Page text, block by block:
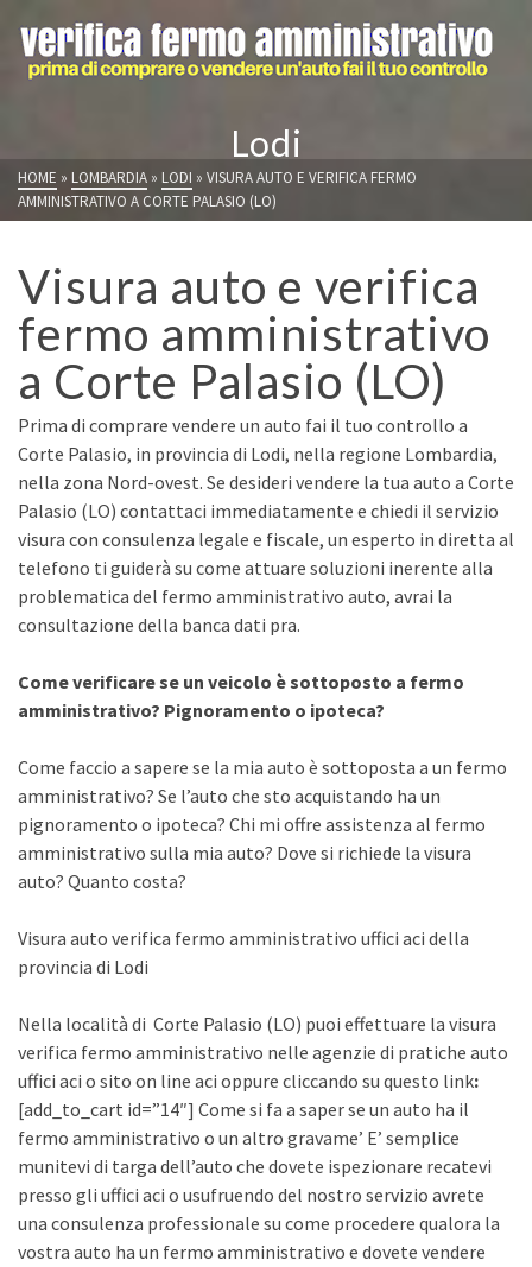
Lodi
HOME » LOMBARDIA » LODI » VISURA AUTO E VERIFICA FERMO
AMMINISTRATIVO A CORTE PALASIO (LO)
Visura auto e verifica
fermo amministrativo
a Corte Palasio (LO)
Prima di comprare vendere un auto fai il tuo controllo a
Corte Palasio, in provincia di Lodi, nella regione Lombardia,
nella zona Nord-ovest. Se desideri vendere la tua auto a Corte
Palasio (LO) contattaci immediatamente e chiedi il servizio
visura con consulenza legale e fiscale, un esperto in diretta al
telefono ti guiderà su come attuare soluzioni inerente alla
problematica del fermo amministrativo auto, avrai la
consultazione della banca dati pra.
Come verificare se un veicolo è sottoposto a fermo
amministrativo? Pignoramento o ipoteca?
Come faccio a sapere se la mia auto è sottoposta a un fermo
amministrativo? Se l’auto che sto acquistando ha un
pignoramento o ipoteca? Chi mi offre assistenza al fermo
amministrativo sulla mia auto? Dove si richiede la visura
auto? Quanto costa?
Visura auto verifica fermo amministrativo uffici aci della
provincia di Lodi
Nella località di Corte Palasio (LO) puoi effettuare la visura
verifica fermo amministrativo nelle agenzie di pratiche auto
uffici aci o sito on line aci oppure cliccando su questo link:
[add_to_cart id=”14″] Come si fa a saper se un auto ha il
fermo amministrativo o un altro gravame’ E’ semplice
munitevi di targa dell’auto che dovete ispezionare recatevi
presso gli uffici aci o usufruendo del nostro servizio avrete
una consulenza professionale su come procedere qualora la
vostra auto ha un fermo amministrativo e dovete vendere